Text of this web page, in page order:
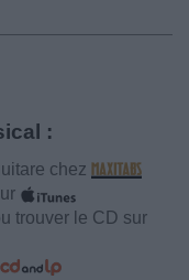
:
chez
trouver le CD sur